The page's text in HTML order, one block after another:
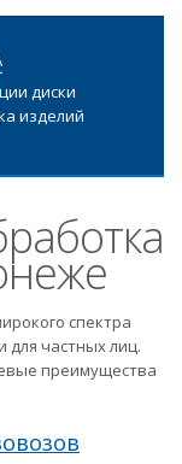
диски
изделий
спектра
для частных лиц.
преимущества